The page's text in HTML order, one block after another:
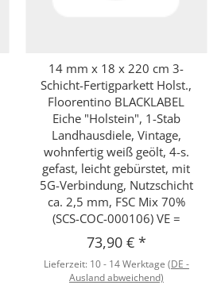
Schnellkauf
14 mm x 18 x 220 cm 3-
Schicht-Fertigparkett Holst.,
Floorentino BLACKLABEL
Eiche "Holstein", 1-Stab
Landhausdiele, Vintage,
wohnfertig weiß geölt, 4-s.
gefast, leicht gebürstet, mit
5G-Verbindung, Nutzschicht
ca. 2,5 mm, FSC Mix 70%
(SCS-COC-000106) VE =
73,90 € *
Lieferzeit: 10 - 14 Werktage (DE -
Ausland abweichend)